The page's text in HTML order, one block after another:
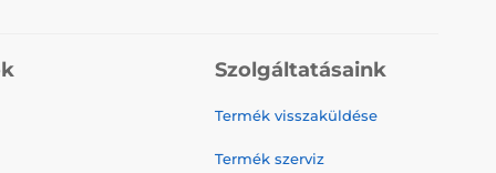
Szolgáltatásaink
Termék visszaküldése
Termék szerviz